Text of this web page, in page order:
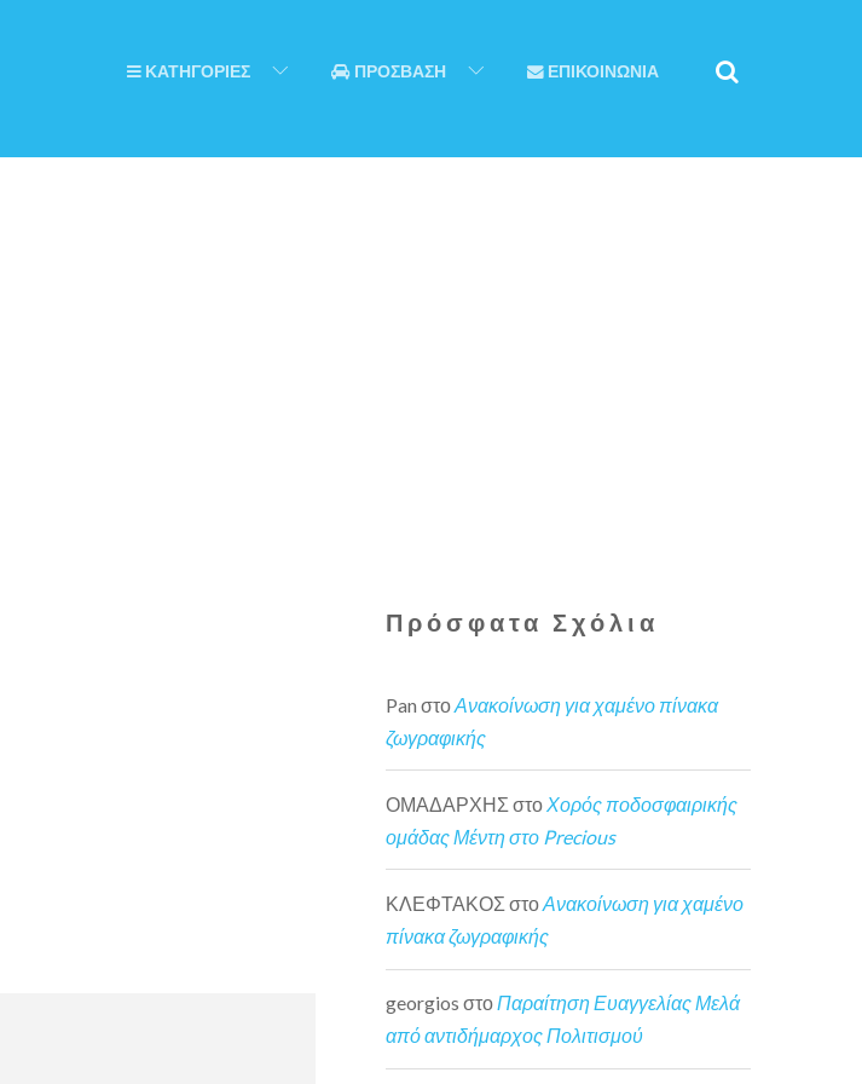
ΚΑΤΗΓΟΡΙΕΣ ΠΡΟΣΒΑΣΗ ΕΠΙΚΟΙΝΩΝΙΑ
Πρόσφατα Σχόλια
Pan στοΑνακοίνωση για χαμένο πίνακα
ζωγραφικής
ΟΜΑΔΑΡΧΗΣ στο Χορός ποδοσφαιρικής
ομάδας Μέντη στο Precious
ΚΛΕΦΤΑΚΟΣ στοΑνακοίνωση για χαμένο
πίνακα ζωγραφικής
georgios στοΠαραίτηση Ευαγγελίας Μελά
από αντιδήμαρχος Πολιτισμού